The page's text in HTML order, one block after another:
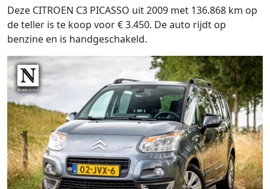
Deze CITROEN C3 PICASSO uit 2009 met 136.868 km op
de teller is te koop voor € 3.450. De auto rijdt op
benzine en is handgeschakeld.